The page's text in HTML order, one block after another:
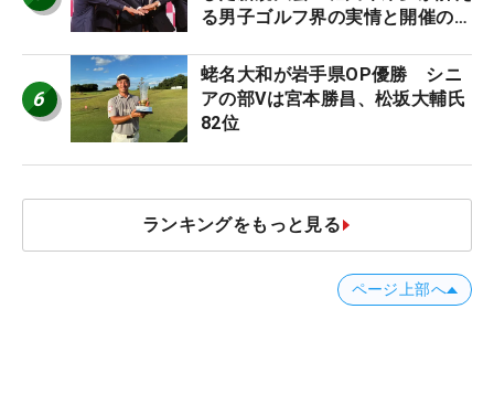
る男子ゴルフ界の実情と開催の舞
6
蛯名大和が岩手県OP優勝 シニ
アの部Vは宮本勝昌、松坂大輔氏
82位
ランキングをもっと見る
ページ上部へ